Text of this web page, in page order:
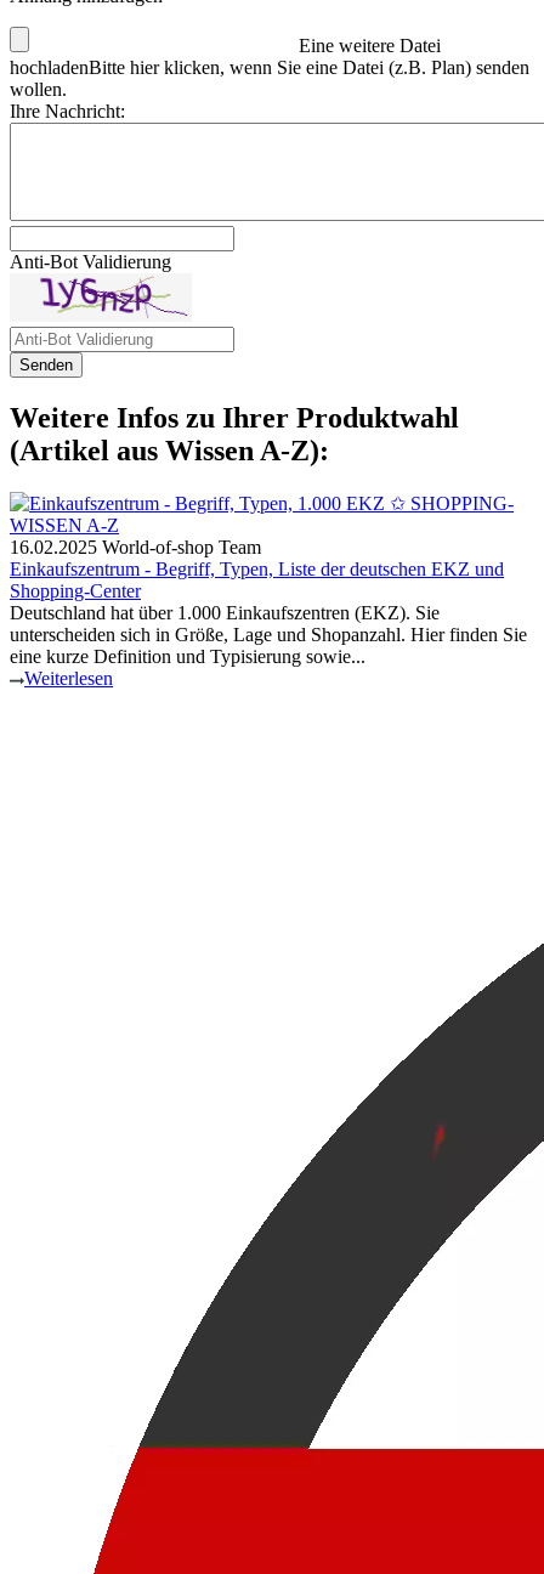
Eine weitere Datei
hochladenBitte hier klicken, wenn Sie eine Datei (z.B. Plan) senden
wollen.
Ihre Nachricht:
Anti-Bot Validierung
Senden
Weitere Infos zu Ihrer Produktwahl
(Artikel aus Wissen A-Z):
16.02.2025 World-of-shop Team
Einkaufszentrum - Begriff, Typen, Liste der deutschen EKZ und
Shopping-Center
Deutschland hat über 1.000 Einkaufszentren (EKZ). Sie
unterscheiden sich in Größe, Lage und Shopanzahl. Hier finden Sie
eine kurze Definition und Typisierung sowie...
Weiterlesen